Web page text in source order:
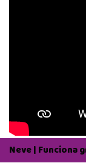
Neve| Funciona